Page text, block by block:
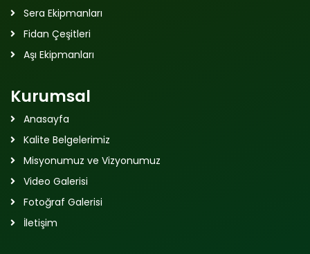
Sera Ekipmanları
Fidan Çeşitleri
Aşı Ekipmanları
Kurumsal
Anasayfa
Kalite Belgelerimiz
Misyonumuz ve Vizyonumuz
Video Galerisi
Fotoğraf Galerisi
İletişim